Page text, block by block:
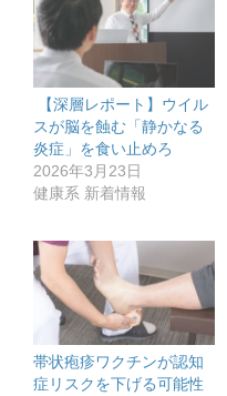
【深層レポート】ウイル
スが脳を蝕む「静かなる
炎症」を食い止めろ
2026年3月23日
健康系 新着情報
帯状疱疹ワクチンが認知
症リスクを下げる可能性